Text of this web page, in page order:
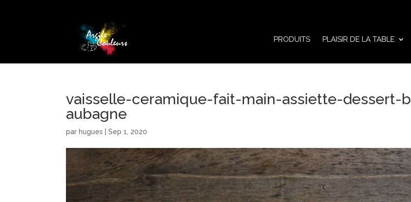
PRODUITS PLAISIR DE LA TABLE
vaisselle-ceramique-fait-main-assiette-dessert-
aubagne
par hugues |Sep 1, 2020